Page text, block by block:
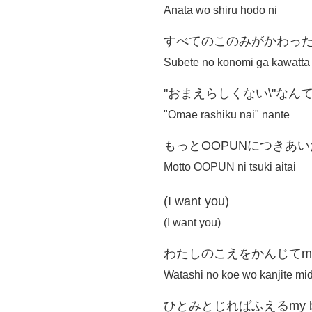
Anata wo shiru hodo ni
すべてのこのみがかわった
Subete no konomi ga kawatta
"おまえらしくない\"なんて
"Omae rashiku nai" nante
もっとOOPUNにつきあ
Motto OOPUN ni tsuki aitai
(I want you)
(I want you)
わたしのこえをかんじて
Watashi no koe wo kanjite
ひとみとじればふえるmy